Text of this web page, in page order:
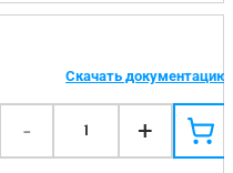
Скачать документацию
- 1 +